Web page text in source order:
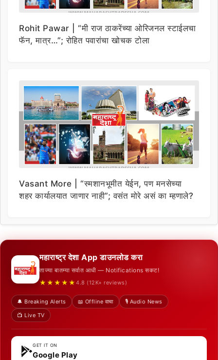
Rohit Pawar | “मी राज ठाकरेंच्या ओरिजनल स्टाईलचा
फॅन, मात्र…”; रोहित पवारांचा खोचक टोला
Vasant More | “स्मशानभूमीत येईन, पण मनसेच्या
शहर कार्यालयात जाणार नाही”; वसंत मोरे असं का म्हणाले?
महाराष्ट्र देशा App डाउनलोड करा
ताज्या बातम्या सर्वात आधी — Notifications सकट!
★★★★★ 4.8 (12K+ reviews)
🔔 Breaking Alerts 📖 Offline वाचा
🎙️ Audio News
📺 Live TV
GET IT ON
Google Play